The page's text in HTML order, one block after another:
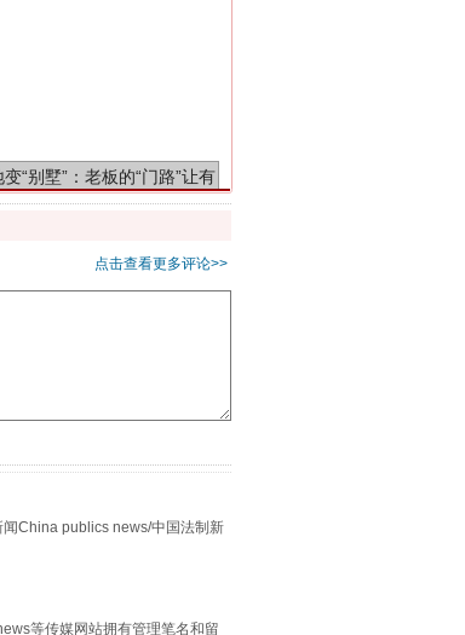
点击查看更多评论>>
China publics news/中国法制新
等传媒网站拥有管理笔名和留